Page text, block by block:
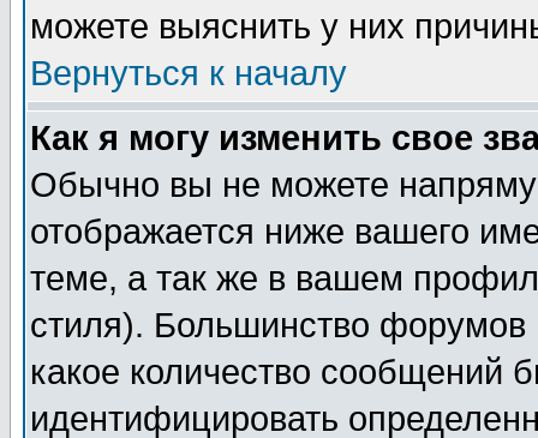
можете выяснить у них
Вернуться к началу
Как я могу изменить свое
Обычно вы не можете
отображается ниже вашего
теме, а так же в вашем
стиля). Большинство форумов
какое количество сообщений
идентифицировать